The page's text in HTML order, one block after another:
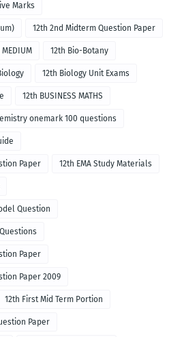
Marks
12th 2nd Midterm Question Paper
MEDIUM 12th Bio-Botany
12th Biology Unit Exams
12th BUSINESS MATHS
onemark 100 questions
Paper 12th EMA Study Materials
Question
Paper
Paper 2009
12th First Mid Term Portion
Paper